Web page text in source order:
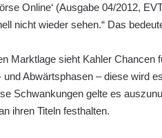
Online‘ (Ausgabe 04/2012,
nicht wieder sehen.“ Das
Marktlage sieht Kahler Chancen
und Abwärtsphasen – diese wird
Schwankungen gelte es
ihren Titeln festhalten.